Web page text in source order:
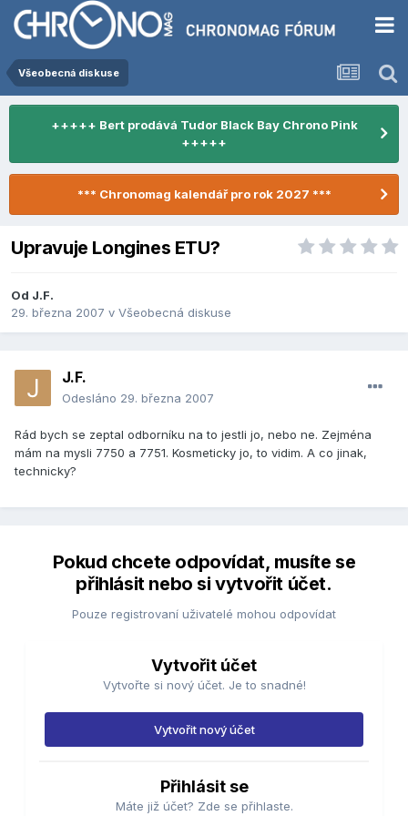
Všeobecná diskuse
+++++ Bert prodává Tudor Black Bay Chrono Pink
+++++
*** Chronomag kalendář pro rok 2027 ***
Upravuje Longines ETU?
Od J.F.
29. března 2007 v Všeobecná diskuse
J.F.
Odesláno 29. března 2007
Rád bych se zeptal odborníku na to jestli jo, nebo ne. Zejména
mám na mysli 7750 a 7751. Kosmeticky jo, to vidim. A co jinak,
technicky?
Pokud chcete odpovídat, musíte se
přihlásit nebo si vytvořit účet.
Pouze registrovaní uživatelé mohou odpovídat
Vytvořit účet
Vytvořte si nový účet. Je to snadné!
Vytvořit nový účet
Přihlásit se
Máte již účet? Zde se přihlaste.